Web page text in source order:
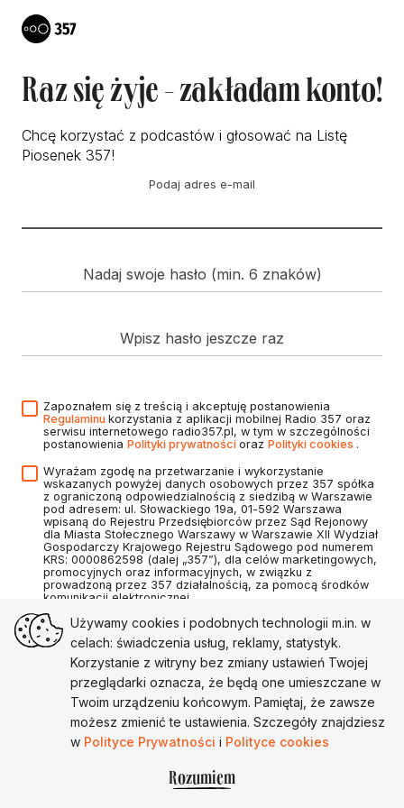
Raz się żyje - zakładam konto!
Chcę korzystać z podcastów i głosować na Listę
Piosenek 357!
Podaj adres e-mail
Nadaj swoje hasło (min. 6 znaków)
Wpisz hasło jeszcze raz
Zapoznałem się z treścią i akceptuję postanowienia
Regulaminu korzystania z aplikacji mobilnej Radio 357 oraz
serwisu internetowego radio357.pl, w tym w szczególności
postanowienia Polityki prywatności oraz Polityki cookies .
Wyrażam zgodę na przetwarzanie i wykorzystanie
wskazanych powyżej danych osobowych przez 357 spółka
z ograniczoną odpowiedzialnością z siedzibą w Warszawie
pod adresem: ul. Słowackiego 19a, 01-592 Warszawa
wpisaną do Rejestru Przedsiębiorców przez Sąd Rejonowy
dla Miasta Stołecznego Warszawy w Warszawie XII Wydział
Gospodarczy Krajowego Rejestru Sądowego pod numerem
KRS: 0000862598 (dalej „357”), dla celów marketingowych,
promocyjnych oraz informacyjnych, w związku z
prowadzoną przez 357 działalnością, za pomocą środków
komunikacji elektronicznej.
Utwórz konto
Masz już konto?Zaloguj się
Używamy cookies i podobnych technologii m.in. w
celach: świadczenia usług, reklamy, statystyk.
Korzystanie z witryny bez zmiany ustawień Twojej
przeglądarki oznacza, że będą one umieszczane w
Twoim urządzeniu końcowym. Pamiętaj, że zawsze
możesz zmienić te ustawienia. Szczegóły znajdziesz
w Polityce Prywatności i Polityce cookies
Rozumiem